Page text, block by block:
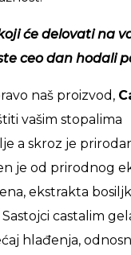
će delovati na
ceo dan hodali
naš proizvod,
vašim stopalima
a skroz je
je od prirodnog
ekstrakta
castalim
hlađenja,